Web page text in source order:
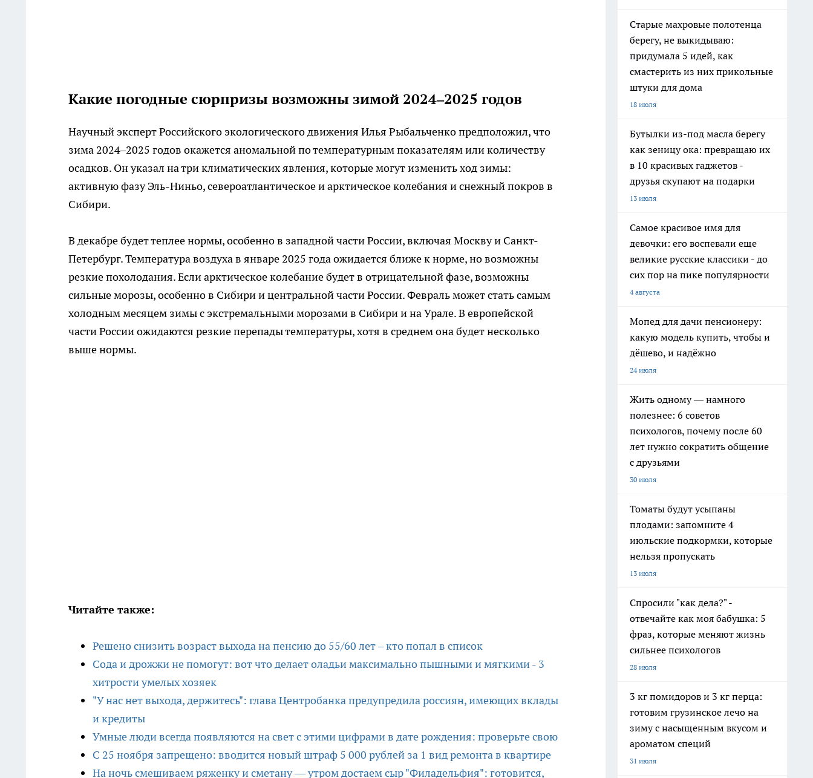
Какие погодные сюрпризы возможны зимой 2024–2025 годов
Научный эксперт Российского экологического движения Илья Рыбальченко предположил, что
зима 2024–2025 годов окажется аномальной по температурным показателям или количеству
осадков. Он указал на три климатических явления, которые могут изменить ход зимы:
активную фазу Эль-Ниньо, североатлантическое и арктическое колебания и снежный покров в
Сибири.
В декабре будет теплее нормы, особенно в западной части России, включая Москву и Санкт-
Петербург. Температура воздуха в январе 2025 года ожидается ближе к норме, но возможны
резкие похолодания. Если арктическое колебание будет в отрицательной фазе, возможны
сильные морозы, особенно в Сибири и центральной части России. Февраль может стать самым
холодным месяцем зимы с экстремальными морозами в Сибири и на Урале. В европейской
части России ожидаются резкие перепады температуры, хотя в среднем она будет несколько
выше нормы.
Читайте также:
Решено снизить возраст выхода на пенсию до 55/60 лет – кто попал в список
Сода и дрожжи не помогут: вот что делает оладьи максимально пышными и мягкими - 3
хитрости умелых хозяек
"У нас нет выхода, держитесь": глава Центробанка предупредила россиян, имеющих вклады
и кредиты
Умные люди всегда появляются на свет с этими цифрами в дате рождения: проверьте свою
С 25 ноября запрещено: вводится новый штраф 5 000 рублей за 1 вид ремонта в квартире
На ночь смешиваем ряженку и сметану — утром достаем сыр "Филадельфия": готовится,
Старые махровые полотенца
берегу, не выкидываю:
придумала 5 идей, как
смастерить из них прикольные
штуки для дома
18 июля
Бутылки из-под масла берегу
как зеницу ока: превращаю их
в 10 красивых гаджетов -
друзья скупают на подарки
13 июля
Самое красивое имя для
девочки: его воспевали еще
великие русские классики - до
сих пор на пике популярности
4 августа
Мопед для дачи пенсионеру:
какую модель купить, чтобы и
дёшево, и надёжно
24 июля
Жить одному — намного
полезнее: 6 советов
психологов, почему после 60
лет нужно сократить общение
с друзьями
30 июля
Томаты будут усыпаны
плодами: запомните 4
июльские подкормки, которые
нельзя пропускать
13 июля
Спросили "как дела?" -
отвечайте как моя бабушка: 5
фраз, которые меняют жизнь
сильнее психологов
28 июля
3 кг помидоров и 3 кг перца:
готовим грузинское лечо на
зиму с насыщенным вкусом и
ароматом специй
31 июля